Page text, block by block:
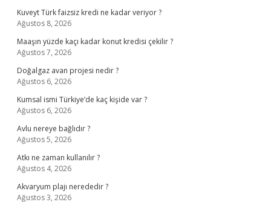
Kuveyt Türk faizsiz kredi ne kadar veriyor ?
Ağustos 8, 2026
Maaşın yüzde kaçı kadar konut kredisi çekilir ?
Ağustos 7, 2026
Doğalgaz avan projesi nedir ?
Ağustos 6, 2026
Kumsal ismi Türkiye’de kaç kişide var ?
Ağustos 6, 2026
Avlu nereye bağlıdır ?
Ağustos 5, 2026
Atkı ne zaman kullanılır ?
Ağustos 4, 2026
Akvaryum plajı nerededir ?
Ağustos 3, 2026